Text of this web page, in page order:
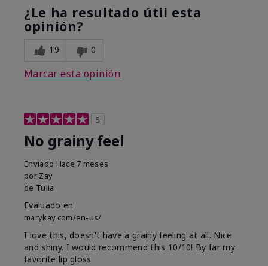
¿Le ha resultado útil esta
opinión?
19 0
Marcar esta opinión
5
No grainy feel
Enviado Hace 7 meses
por Zay
de Tulia
Evaluado en
marykay.com/en-us/
I love this, doesn't have a grainy feeling at all. Nice
and shiny. I would recommend this 10/10! By far my
favorite lip gloss